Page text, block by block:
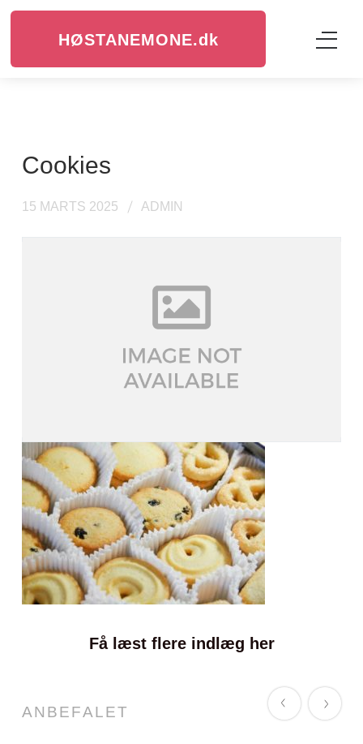
HØSTANEMONE.dk
cookies
15 MARTS 2025 ADMIN
Få læst flere indlæg her
ANBEFALET